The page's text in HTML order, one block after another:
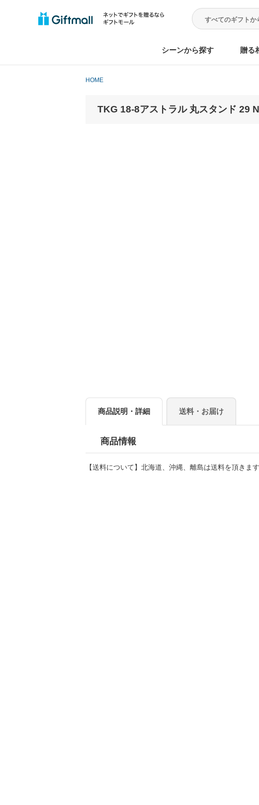
シーンから探す 贈る
HOME
TKG 18-8アストラル 丸スタンド 29
商品説明・詳細 送料・お届け
商品情報
【送料について】北海道、沖縄、離島は送料を頂きます